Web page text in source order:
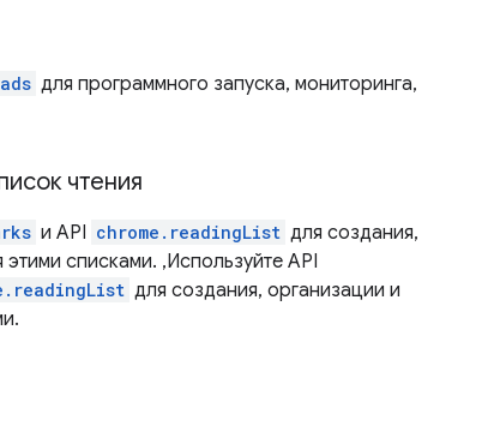
для программного запуска, мониторинга,
чтения
и API chrome.readingList для создания,
списками. ,Используйте API
для создания, организации и